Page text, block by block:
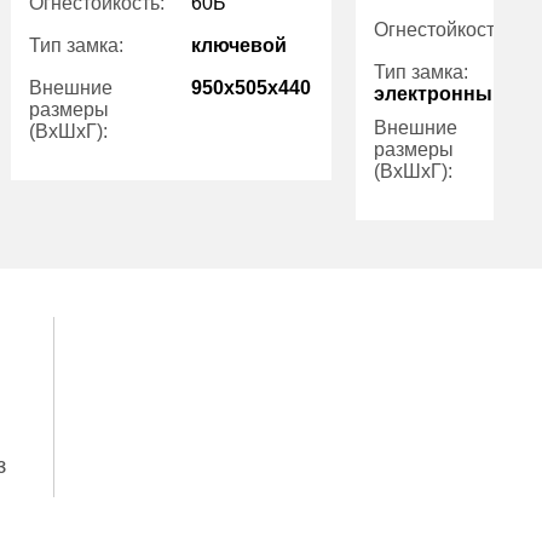
Тип замка: ключевой
Внешние
размеры
(ВхШхГ):
950x505x440
Огнестойкость:
Тип замка:
электронный
Внешние
размеры
(ВхШхГ):